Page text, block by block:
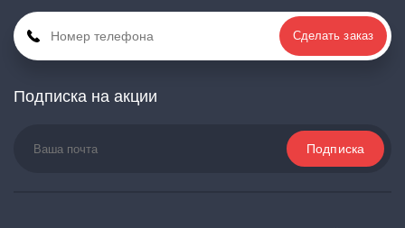
Сделать заказ
Подписка на акции